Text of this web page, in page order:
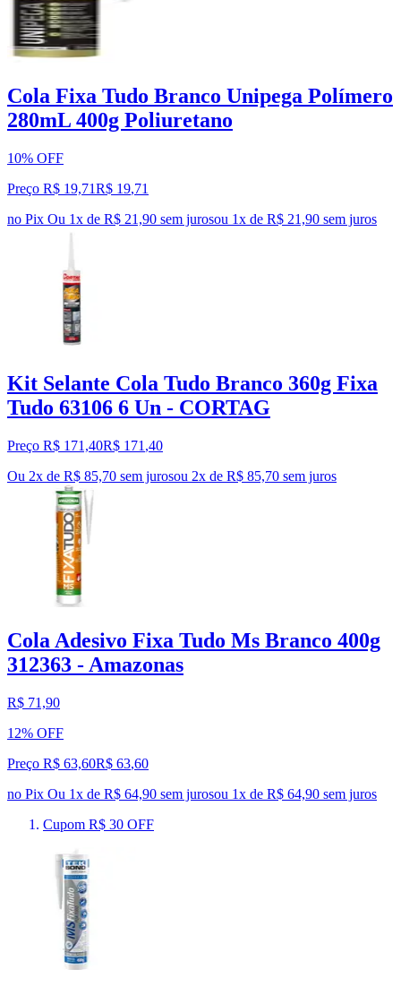
Cola Fixa Tudo Branco Unipega Polímero
280mL 400g Poliuretano
10% OFF
Preço R$ 19,71R$ 19,71
no Pix Ou 1x de R$ 21,90 sem jurosou 1x de R$ 21,90 sem juros
Kit Selante Cola Tudo Branco 360g Fixa
Tudo 63106 6 Un - CORTAG
Preço R$ 171,40R$ 171 ,40
Ou 2x de R$ 85,70 sem jurosou 2x de R$ 85,70 sem juros
Cola Adesivo Fixa Tudo Ms Branco 400g
312363 - Amazonas
R$ 71,90
12% OFF
Preço R$ 63,60R$ 63,60
no Pix Ou 1x de R$ 64,90 sem jurosou 1x de R$ 64,90 sem juros
Cupom R$ 30 OFF